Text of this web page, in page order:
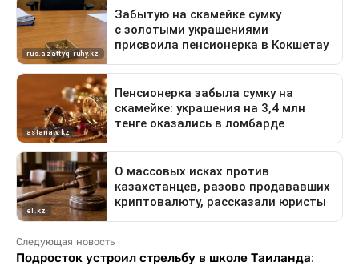
Следующая новость
Подросток устроил стрельбу в школе Таиланда: